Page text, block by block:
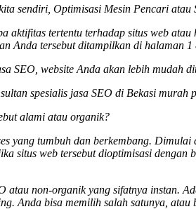
sendiri, Optimisasi Mesin Pencari
aktifitas tertentu terhadap situs web
Anda tersebut ditampilkan di halaman
SEO, website Anda akan lebih mudah
spesialis jasa SEO di Bekasi murah
alami atau organik?
yang tumbuh dan berkembang.
situs web tersebut dioptimisasi
atau non-organik yang sifatnya instan.
Anda bisa memilih salah satunya, atau